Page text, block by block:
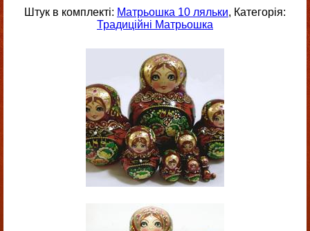
Штук в комплекті: Матрьошка 10 ляльки, Категорія:
Традиційні Матрьошка